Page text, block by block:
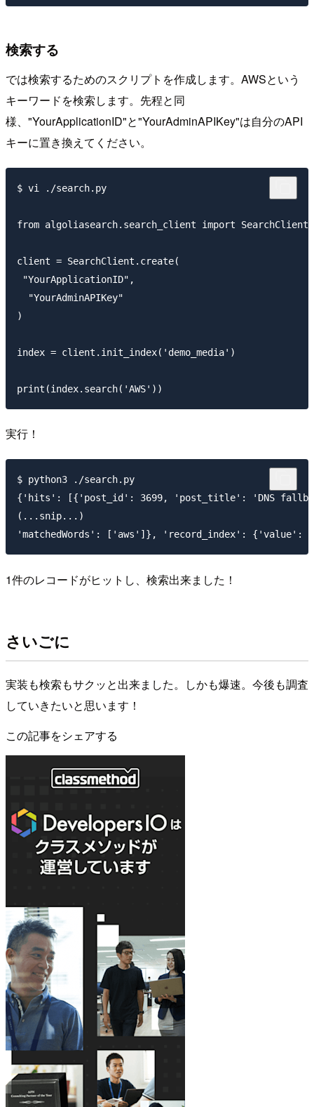
検索する
では検索するためのスクリプトを作成します。AWSという
キーワードを検索します。先程と同
様、"YourApplicationID"と"YourAdminAPIKey"は自分のAPI
キーに置き換えてください。
$ vi ./search.py
from algoliasearch.search_client import SearchClient
client = SearchClient.create(
"YourApplicationID",
  "YourAdminAPIKey"
)
index = client.init_index('demo_media')
print(index.search('AWS'))
実行！
$ python3 ./search.py
{'hits': [{'post_id': 3699, 'post_title': 'DNS fallback
(...snip...)
'matchedWords': ['aws']}, 'record_index': {'value':
1件のレコードがヒットし、検索出来ました！
さいごに
実装も検索もサクッと出来ました。しかも爆速。今後も調査
していきたいと思います！
この記事をシェアする